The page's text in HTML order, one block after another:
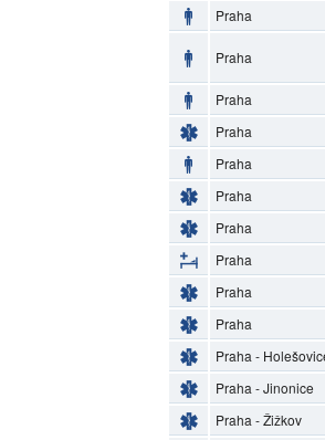
Praha
Praha
Praha
Praha
Praha
Praha
Praha
Praha
Praha
Praha
Praha -
Praha - Jinonice
Praha - Žižkov